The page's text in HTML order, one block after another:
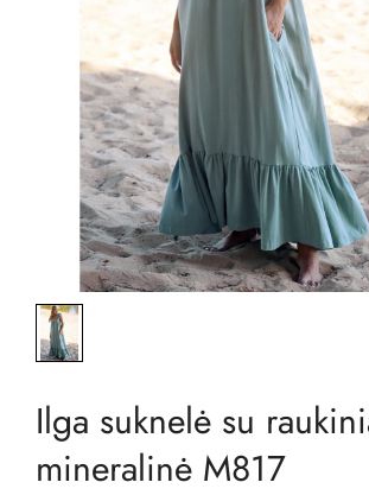
Ilga suknelė su
mineralinė M817